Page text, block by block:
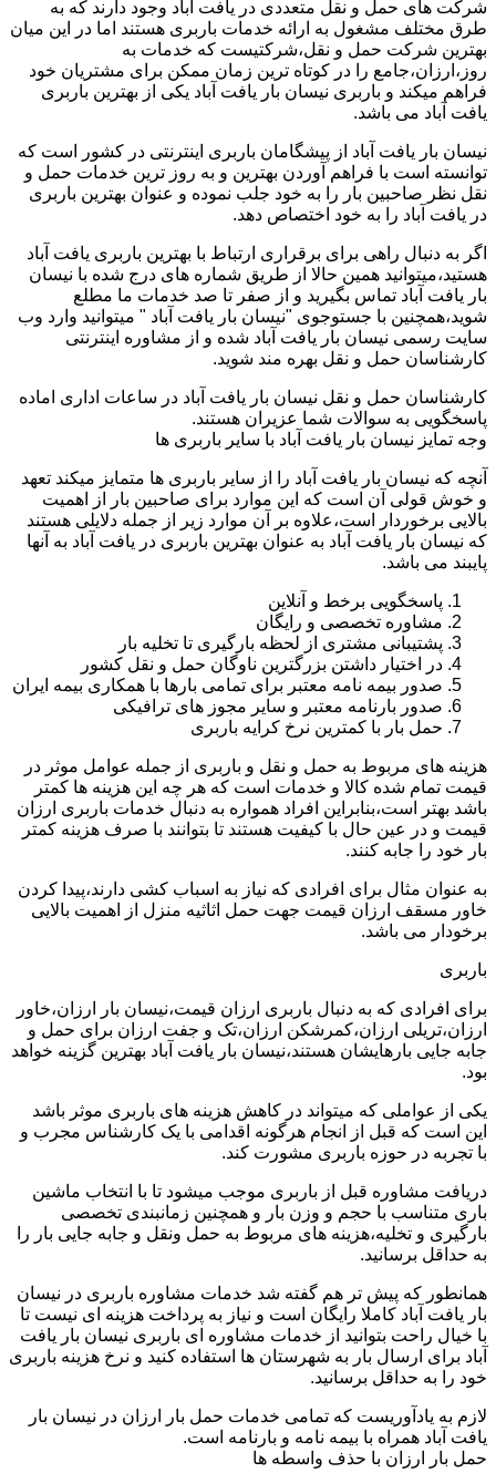
شرکت های حمل و نقل متعددی در یافت آباد وجود دارند که به
طرق مختلف مشغول به ارائه خدمات باربری هستند اما در این میان
بهترین شرکت حمل و نقل،شرکتیست که خدمات به
روز،ارزان،جامع را در کوتاه ترین زمان ممکن برای مشتریان خود
فراهم میکند و باربری نیسان بار یافت آباد یکی از بهترین باربری
یافت آباد می باشد.
نیسان بار یافت آباد از پیشگامان باربری اینترنتی در کشور است که
توانسته است با فراهم آوردن بهترین و به روز ترین خدمات حمل و
نقل نظر صاحبین بار را به خود جلب نموده و عنوان بهترین باربری
در یافت آباد را به خود اختصاص دهد.
اگر به دنبال راهی برای برقراری ارتباط با بهترین باربری یافت آباد
هستید،میتوانید همین حالا از طریق شماره های درج شده با نیسان
بار یافت آباد تماس بگیرید و از صفر تا صد خدمات ما مطلع
شوید،همچنین با جستوجوی "نیسان بار یافت آباد " میتوانید وارد وب
سایت رسمی نیسان بار یافت آباد شده و از مشاوره اینترنتی
کارشناسان حمل و نقل بهره مند شوید.
کارشناسان حمل و نقل نیسان بار یافت آباد در ساعات اداری اماده
پاسخگویی به سوالات شما عزیران هستند.
وجه تمایز نیسان بار یافت آباد با سایر باربری ها
آنچه که نیسان بار یافت آباد را از سایر باربری ها متمایز میکند تعهد
و خوش قولی آن است که این موارد برای صاحبین بار از اهمیت
بالایی برخوردار است،علاوه بر آن موارد زیر از جمله دلایلی هستند
که نیسان بار یافت آباد به عنوان بهترین باربری در یافت آباد به آنها
پایبند می باشد.
پاسخگویی برخط و آنلاین
مشاوره تخصصی و رایگان
پشتیبانی مشتری از لحظه بارگیری تا تخلیه بار
در اختیار داشتن بزرگترین ناوگان حمل و نقل کشور
صدور بیمه نامه معتبر برای تمامی بارها با همکاری بیمه ایران
صدور بارنامه معتبر و سایر مجوز های ترافیکی
حمل بار با کمترین نرخ کرایه باربری
هزینه های مربوط به حمل و نقل و باربری از جمله عوامل موثر در
قیمت تمام شده کالا و خدمات است که هر چه این هزینه ها کمتر
باشد بهتر است،بنابراین افراد همواره به دنبال خدمات باربری ارزان
قیمت و در عین حال با کیفیت هستند تا بتوانند با صرف هزینه کمتر
بار خود را جابه کنند.
به عنوان مثال برای افرادی که نیاز به اسباب کشی دارند،پیدا کردن
خاور مسقف ارزان قیمت جهت حمل اثاثیه منزل از اهمیت بالایی
برخودار می باشد.
باربری
برای افرادی که به دنبال باربری ارزان قیمت،نیسان بار ارزان،خاور
ارزان،تریلی ارزان،کمرشکن ارزان،تک و جفت ارزان برای حمل و
جابه جایی بارهایشان هستند،نیسان بار یافت آباد بهترین گزینه خواهد
بود.
یکی از عواملی که میتواند در کاهش هزینه های باربری موثر باشد
این است که قبل از انجام هرگونه اقدامی با یک کارشناس مجرب و
با تجربه در حوزه باربری مشورت کند.
دریافت مشاوره قبل از باربری موجب میشود تا با انتخاب ماشین
باری متناسب با حجم و وزن بار و همچنین زمانبندی تخصصی
بارگیری و تخلیه،هزینه های مربوط به حمل ونقل و جابه جایی بار را
به حداقل برسانید.
همانطور که پیش تر هم گفته شد خدمات مشاوره باربری در نیسان
بار یافت آباد کاملا رایگان است و نیاز به پرداخت هزینه ای نیست تا
با خیال راحت بتوانید از خدمات مشاوره ای باربری نیسان بار یافت
آباد برای ارسال بار به شهرستان ها استفاده کنید و نرخ هزینه باربری
خود را به حداقل برسانید.
لازم به یادآوریست که تمامی خدمات حمل بار ارزان در نیسان بار
یافت آباد همراه با بیمه نامه و بارنامه است.
حمل بار ارزان با حذف واسطه ها